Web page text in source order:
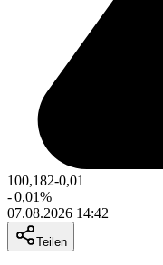
100,182-0,01
-0,01%
07.08.2026 14:42
Teilen